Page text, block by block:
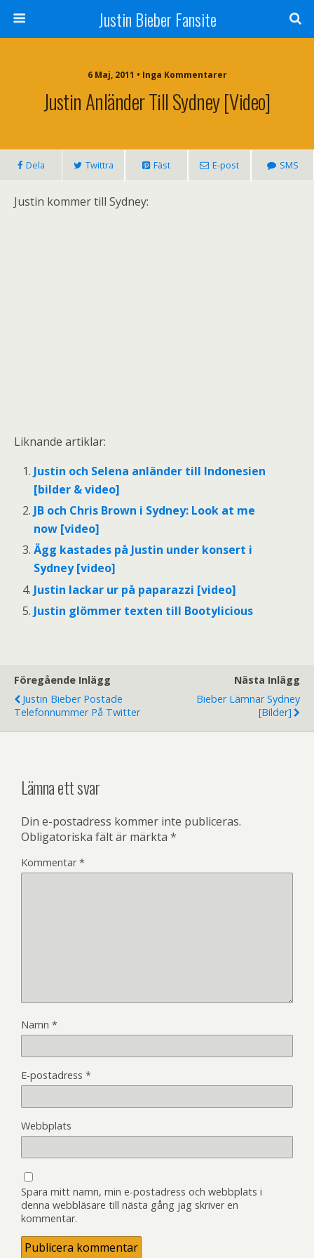
Justin Bieber Fansite
6 Maj, 2011 • Inga Kommentarer
Justin Anländer Till Sydney [video]
Dela Twittra Fäst E-post SMS
Justin kommer till Sydney:
Liknande artiklar:
Justin och Selena anländer till Indonesien
[bilder & video]
JB och Chris Brown i Sydney: Look at me
now [video]
Ägg kastades på Justin under konsert i
Sydney [video]
Justin lackar ur på paparazzi [video]
Justin glömmer texten till Bootylicious
Föregående Inlägg
Justin Bieber Postade
Telefonnummer På Twitter
Nästa Inlägg
Bieber Lämnar Sydney
[bilder]
Lämna ett svar
Din e-postadress kommer inte publiceras.
Obligatoriska fält är märkta *
Kommentar*
Namn *
E-postadress *
Webbplats
Spara mitt namn, min e-postadress och webbplats i
denna webbläsare till nästa gång jag skriver en
kommentar.